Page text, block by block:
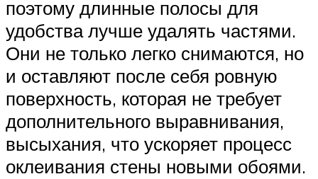
поэтому длинные полосы для
удобства лучше удалять частями.
Они не только легко снимаются, но
и оставляют после себя ровную
поверхность, которая не требует
дополнительного выравнивания,
высыхания, что ускоряет процесс
оклеивания стены новыми обоями.